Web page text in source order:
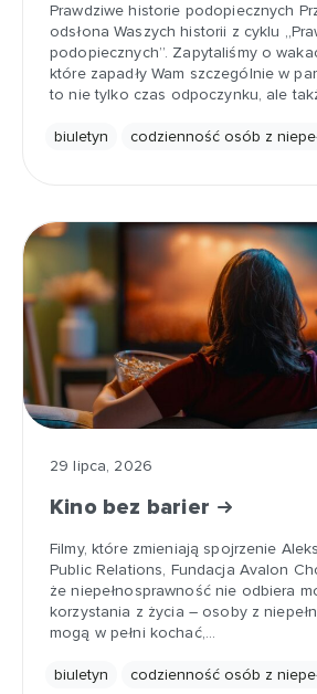
Prawdziwe historie podopiecznych
odsłona Waszych historii z cyklu
podopiecznych”. Zapytaliśmy o
które zapadły Wam szczególnie w
to nie tylko czas odpoczynku, ale
biuletyn codzienność osób z
29 lipca, 2026
Kino bez barier
Filmy, które zmieniają spojrzenie
Public Relations, Fundacja Avalon
że niepełnosprawność nie odbiera
korzystania z życia – osoby z
mogą w pełni kochać,…
biuletyn codzienność osób z